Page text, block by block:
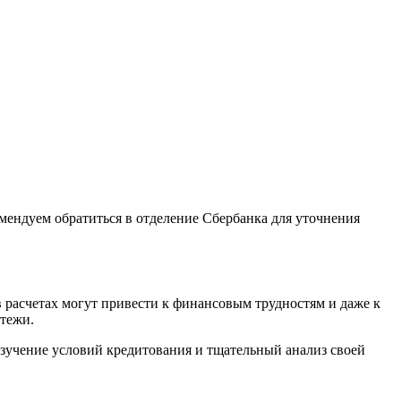
обратиться в отделение Сбербанка для уточнения
могут привести к финансовым трудностям и даже к
условий кредитования и тщательный анализ своей